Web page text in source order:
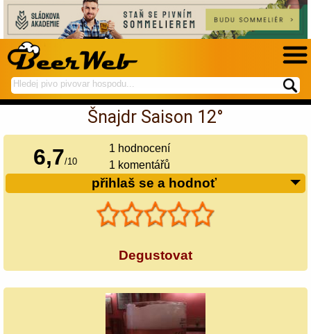
hledej
na
spustí
hledání
Šnajdr Saison 12°
6,7/10
1 hodnocení
1 komentářů
přihlaš se a hodnoť
Degustovat